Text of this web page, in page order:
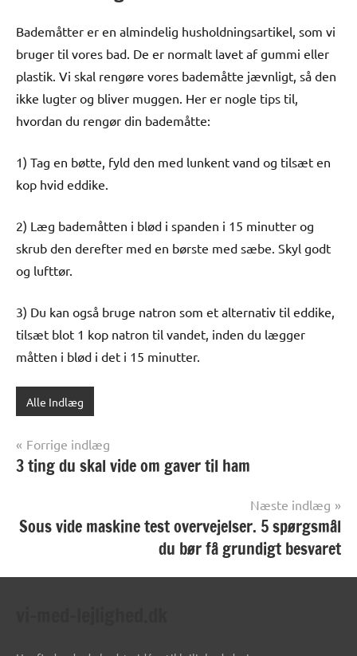
Bademåtter er en almindelig husholdningsartikel, som vi
bruger til vores bad. De er normalt lavet af gummi eller
plastik. Vi skal rengøre vores bademåtte jævnligt, så den
ikke lugter og bliver muggen. Her er nogle tips til,
hvordan du rengør din bademåtte:
1) Tag en bøtte, fyld den med lunkent vand og tilsæt en
kop hvid eddike.
2) Læg bademåtten i blød i spanden i 15 minutter og
skrub den derefter med en børste med sæbe. Skyl godt
og lufttør.
3) Du kan også bruge natron som et alternativ til eddike,
tilsæt blot 1 kop natron til vandet, inden du lægger
måtten i blød i det i 15 minutter.
Alle Indlæg
Indlægsnavigation
Forrige indlæg
3 ting du skal vide om gaver til ham
Næste indlæg
Sous vide maskine test overvejelser. 5 spørgsmål
du bør få grundigt besvaret